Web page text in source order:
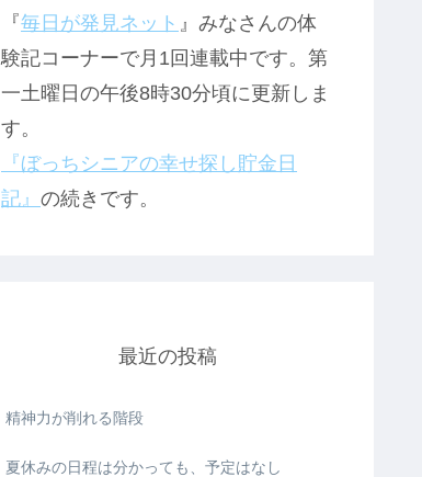
『毎日が発見ネット 』みなさんの体
験記コーナーで月1回連載中です。第
一土曜日の午後8時30分頃に更新しま
す。
『ぼっちシニアの幸せ探し貯金日
記』 の続きです。
最近の投稿
精神力が削れる階段
夏休みの日程は分かっても、予定はなし